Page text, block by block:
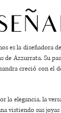
es la diseñadora
de Azzurrata. Su
creció con el
la elegancia, la
vistiendo sus